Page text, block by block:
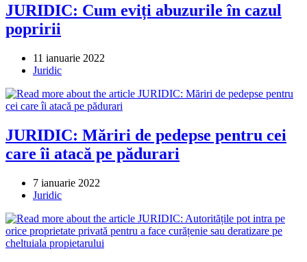
JURIDIC: Cum eviți abuzurile în cazul
popririi
Post
published:
11 ianuarie 2022
Post
Juridic
JURIDIC: Măriri de pedepse pentru cei
care îi atacă pe pădurari
Post
published:
7 ianuarie 2022
Post
Juridic